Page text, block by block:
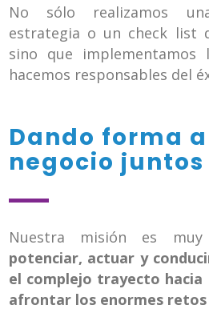
No sólo realizamos
estrategia o un check list
sino que
hacemos responsables del
Dando forma
negocio juntos
Nuestra misión es
potenciar, actuar y
el complejo trayecto hacia
afrontar los enormes